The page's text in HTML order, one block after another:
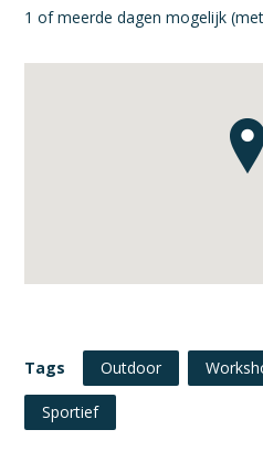
1 of meerde dagen mogelijk
Tags Outdoor
Sportief